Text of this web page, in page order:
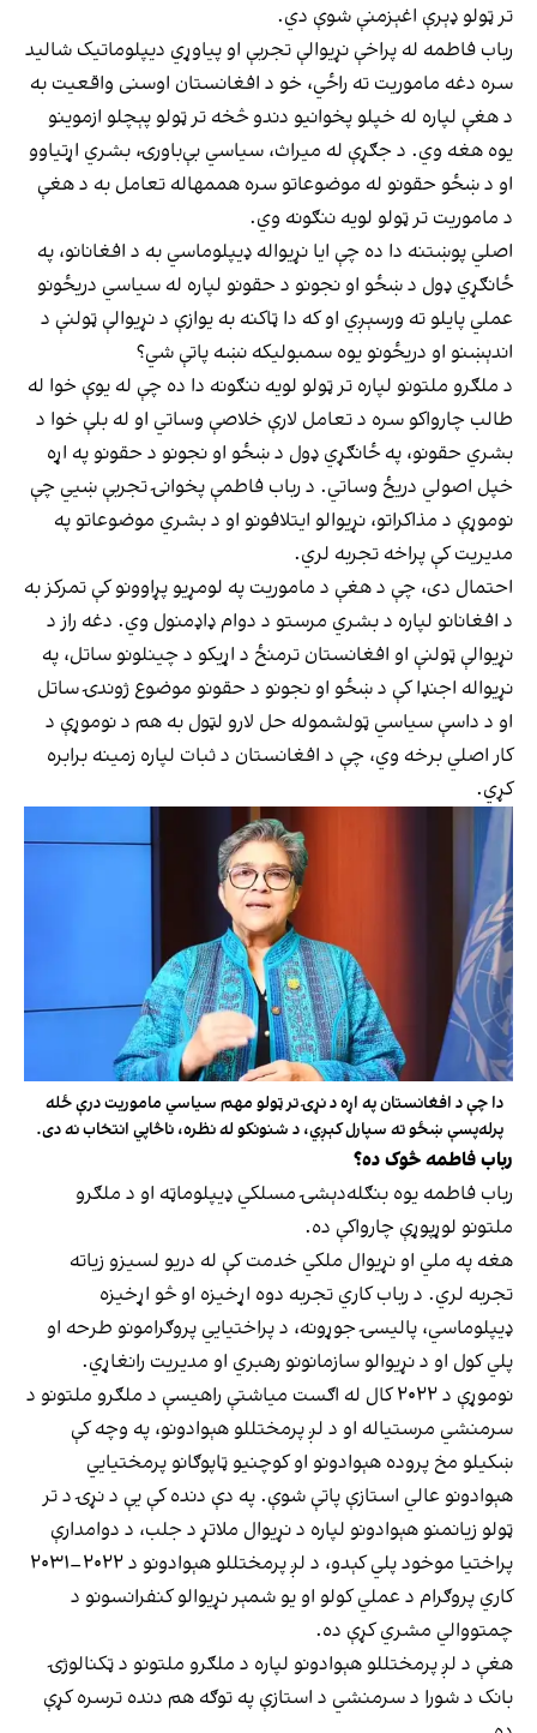
تر ټولو ډېرې اغېزمنې شوې دي.
رباب فاطمه له پراخې نړیوالې تجربې او پیاوړي دیپلوماتیک شالید
سره دغه ماموریت ته راځي، خو د افغانستان اوسنی واقعیت به
د هغې لپاره له خپلو پخوانیو دندو څخه تر ټولو پېچلو ازموینو
یوه هغه وي. د جګړې له میراث، سیاسي بې‌باورۍ، بشري اړتیاوو
او د ښځو حقونو له موضوعاتو سره هممهاله تعامل به د هغې
د ماموریت تر ټولو لویه ننګونه وي.
اصلي پوښتنه دا ده چې ایا نړیواله ډیپلوماسي به د افغانانو، په
ځانګړي ډول د ښځو او نجونو د حقونو لپاره له سیاسي دریځونو
عملي پایلو ته ورسېږي او که دا ټاکنه به یوازې د نړیوالې ټولنې د
اندېښنو او دریځونو یوه سمبولیکه نښه پاتې شي؟
د ملګرو ملتونو لپاره تر ټولو لویه ننګونه دا ده چې له یوې خوا له
طالب چارواکو سره د تعامل لارې خلاصې وساتي او له بلې خوا د
بشري حقونو، په ځانګړي ډول د ښځو او نجونو د حقونو په اړه
خپل اصولي دریځ وساتي. د رباب فاطمې پخوانۍ تجربې ښيي چې
نوموړې د مذاکراتو، نړیوالو ایتلافونو او د بشري موضوعاتو په
مدیریت کې پراخه تجربه لري.
احتمال دی، چې د هغې د ماموریت په لومړیو پړاوونو کې تمرکز به
د افغانانو لپاره د بشري مرستو د دوام ډاډمنول وي. دغه راز د
نړیوالې ټولنې او افغانستان ترمنځ د اړیکو د چینلونو ساتل، په
نړیواله اجنډا کې د ښځو او نجونو د حقونو موضوع ژوندۍ ساتل
او د داسې سیاسي ټولشموله حل لارو لټول به هم د نوموړې د
کار اصلي برخه وي، چې د افغانستان د ثبات لپاره زمینه برابره
کړي.
دا چې د افغانستان په اړه د نړۍ تر ټولو مهم سیاسي ماموریت درې ځله
پرله‌پسې ښځو ته سپارل کېږي، د شنونکو له نظره، ناڅاپي انتخاب نه دی.
رباب فاطمه څوک ده؟
رباب فاطمه یوه بنګله‌دېشۍ مسلکي ډیپلوماټه او د ملګرو
ملتونو لوړپوړې چارواکې ده.
هغه په ملي او نړیوال ملکي خدمت کې له دریو لسیزو زیاته
تجربه لري. د رباب کاري تجربه دوه اړخیزه او څو اړخیزه
ډیپلوماسي، پالیسۍ جوړونه، د پراختیایي پروګرامونو طرحه او
پلي کول او د نړیوالو سازمانونو رهبري او مدیریت رانغاړي.
نوموړې د ۲۰۲۲ کال له اګست میاشتې راهیسې د ملګرو ملتونو د
سرمنشي مرستیاله او د لږ پرمختللو هېوادونو، په وچه کې
ښکیلو مخ پروده هېوادونو او کوچنیو ټاپوګانو پرمختیايي
هېوادونو عالي استازې پاتې شوې. په دې دنده کې یې د نړۍ د تر
ټولو زیانمنو هېوادونو لپاره د نړیوال ملاتړ د جلب، د دوامدارې
پراختیا موخود پلي کېدو، د لږ پرمختللو هېوادونو د ۲۰۲۲–۲۰۳۱
کاري پروګرام د عملي کولو او یو شمېر نړیوالو کنفرانسونو د
چمتووالي مشري کړې ده.
هغې د لږ پرمختللو هېوادونو لپاره د ملګرو ملتونو د ټکنالوژۍ
بانک د شورا د سرمنشي د استازې په توګه هم دنده ترسره کړې